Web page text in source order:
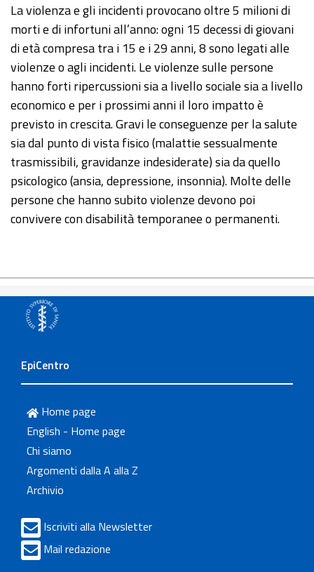
La violenza e gli incidenti provocano oltre 5 milioni di
morti e di infortuni all’anno: ogni 15 decessi di giovani
di età compresa tra i 15 e i 29 anni, 8 sono legati alle
violenze o agli incidenti. Le violenze sulle persone
hanno forti ripercussioni sia a livello sociale sia a livello
economico e per i prossimi anni il loro impatto è
previsto in crescita. Gravi le conseguenze per la salute
sia dal punto di vista fisico (malattie sessualmente
trasmissibili, gravidanze indesiderate) sia da quello
psicologico (ansia, depressione, insonnia). Molte delle
persone che hanno subito violenze devono poi
convivere con disabilità temporanee o permanenti.
EpiCentro
Home page
English - Home page
Chi siamo
Argomenti dalla A alla Z
Archivio
Iscriviti alla Newsletter
Mail redazione